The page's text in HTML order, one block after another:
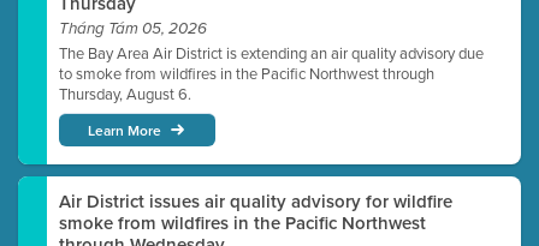
Tháng Tám 05, 2026
The Bay Area Air District is extending an air quality advisory due
to smoke from wildfires in the Pacific Northwest through
Thursday, August 6.
Learn More
Air District issues air quality advisory for wildfire
smoke from wildfires in the Pacific Northwest